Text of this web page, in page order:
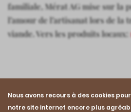
Nous avons recours à des cookies
notre site internet encore plus
familiale, Mérat AG mise sur la
l’amour de l’artisanat lors de la
viande. Vers les produits locaux: